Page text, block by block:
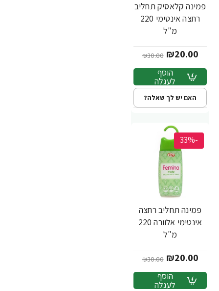
פמינה קלאסיק תחליב
רחצה אינטימי 220
מ"ל
₪20.00
₪30.00
הוסף
לעגלה
האם יש לך שאלה?
-33%
פמינה תחליב רחצה
אינטימי אלוורה 220
מ"ל
₪20.00
₪30.00
הוסף
לעגלה